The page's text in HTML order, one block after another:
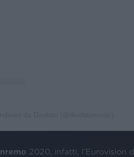
2020, infatti, l’Eurovision